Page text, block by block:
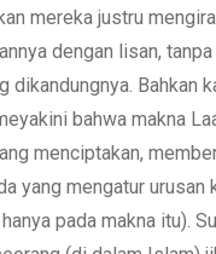
mereka justru
dengan lisan,
dikandungnya. Bahkan
bahwa makna
menciptakan,
yang mengatur urusan
pada makna itu).